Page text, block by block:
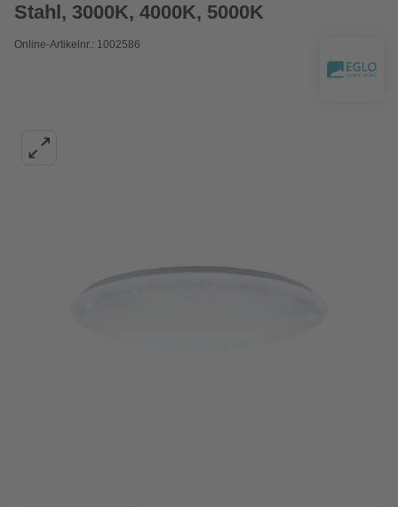
Stahl, 3000K, 4000K, 5000K
Online-Artikelnr.: 1002586